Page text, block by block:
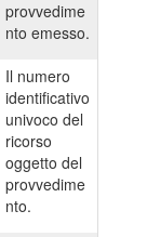
provvedime
nto emesso.
Il numero
identificativo
univoco del
ricorso
oggetto del
provvedime
nto.